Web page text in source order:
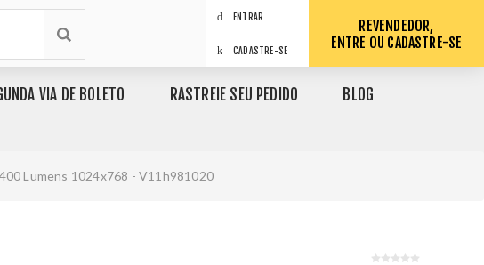
ENTRAR
CADASTRE-SE
REVENDEDOR,
ENTRE OU CADASTRE-SE
VIA DE BOLETO RASTREIE SEU PEDIDO BLOG
Lumens 1024x768 - V11h981020